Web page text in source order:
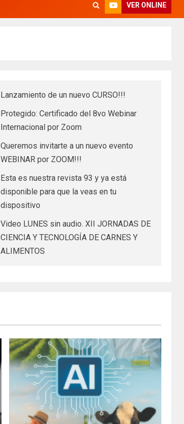
VER ONLINE
Lanzamiento de un nuevo CURSO!!!
Protegido: Certificado del 8vo Webinar
Internacional por Zoom
Queremos invitarte a un nuevo evento
WEBINAR por ZOOM!!!
Esta es nuestra revista 93 y ya está
disponible para que la veas en tu
dispositivo
Video LUNES sin audio. XII JORNADAS DE
CIENCIA Y TECNOLOGÍA DE CARNES Y
ALIMENTOS